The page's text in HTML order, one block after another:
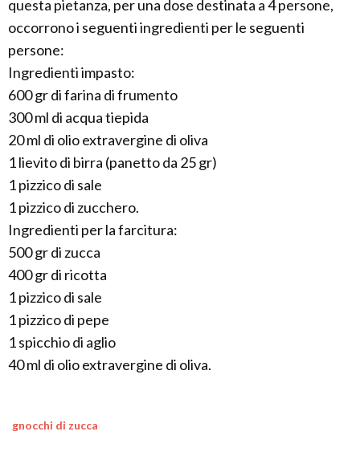
questa pietanza, per una dose destinata a 4 persone,
occorrono i seguenti ingredienti per le seguenti
persone:
Ingredienti impasto:
600 gr di farina di frumento
300 ml di acqua tiepida
20 ml di olio extravergine di oliva
1 lievito di birra (panetto da 25 gr)
1 pizzico di sale
1 pizzico di zucchero.
Ingredienti per la farcitura:
500 gr di zucca
400 gr di ricotta
1 pizzico di sale
1 pizzico di pepe
1 spicchio di aglio
40 ml di olio extravergine di oliva.
gnocchi di zucca